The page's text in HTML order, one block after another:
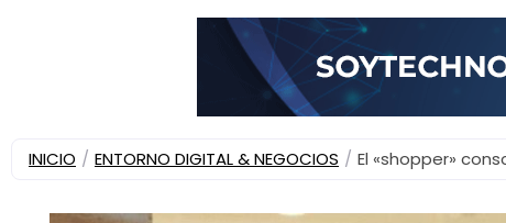
INICIO / ENTORNO DIGITAL & NEGOCIOS / El «shopper»